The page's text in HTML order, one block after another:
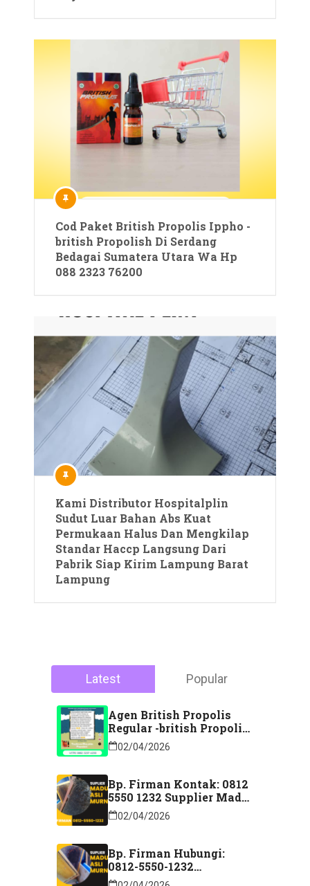
Cod Paket British Propolis Ippho -
british Propolish Di Serdang
Bedagai Sumatera Utara Wa Hp
088 2323 76200
Kami Distributor Hospitalplin
Sudut Luar Bahan Abs Kuat
Permukaan Halus Dan Mengkilap
Standar Haccp Langsung Dari
Pabrik Siap Kirim Lampung Barat
Lampung
Latest Popular
Agen British Propolis
Regular -british Propolis
Regular Di Majene
Sulawesi Barat Hubungi
02/04/2026
Bp. Firman Kontak: 0812
5550 1232 Supplier Madu
Asli Murni Sidoarjo
Jawa Timur
02/04/2026
Bp. Firman Hubungi:
0812-5550-1232
Distributor Madu Murni